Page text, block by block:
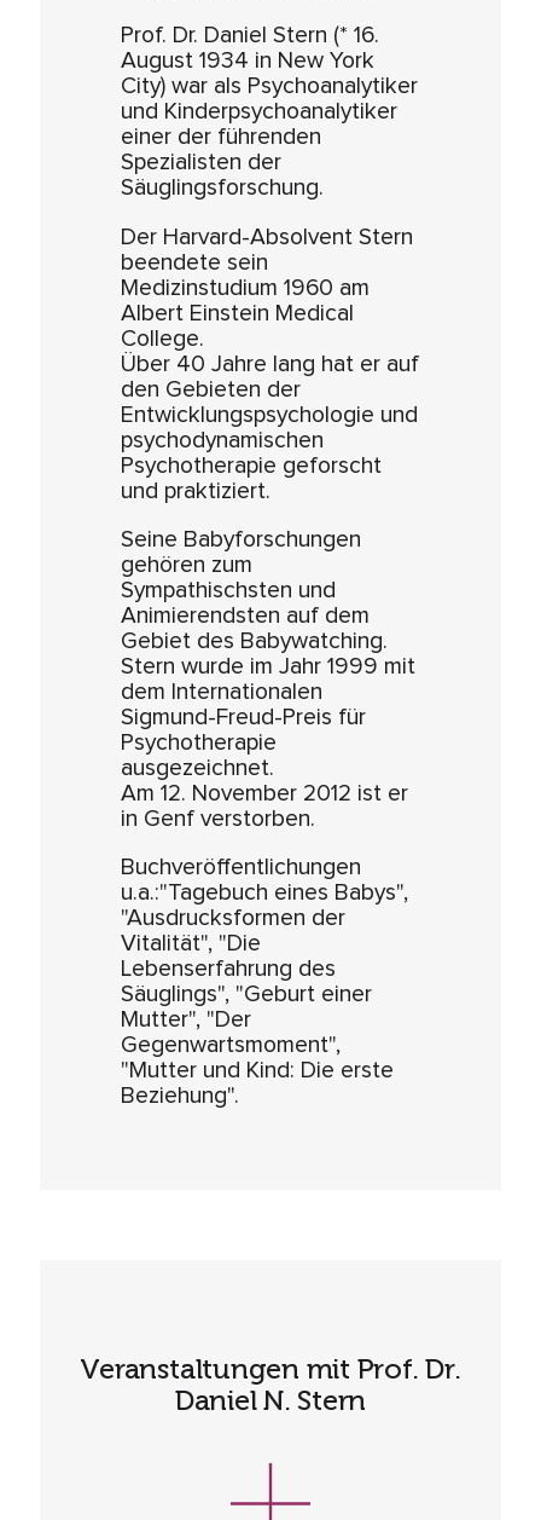
Prof. Dr. Daniel Stern (* 16.
August 1934 in New York
City) war als Psychoanalytiker
und Kinderpsychoanalytiker
einer der führenden
Spezialisten der
Säuglingsforschung.
Der Harvard-Absolvent Stern
beendete sein
Medizinstudium 1960 am
Albert Einstein Medical
College.
Über 40 Jahre lang hat er auf
den Gebieten der
Entwicklungspsychologie und
psychodynamischen
Psychotherapie geforscht
und praktiziert.
Seine Babyforschungen
gehören zum
Sympathischsten und
Animierendsten auf dem
Gebiet des Babywatching.
Stern wurde im Jahr 1999 mit
dem Internationalen
Sigmund-Freud-Preis für
Psychotherapie
ausgezeichnet.
Am 12. November 2012 ist er
in Genf verstorben.
Buchveröffentlichungen
u.a.:"Tagebuch eines Babys",
"Ausdrucksformen der
Vitalität", "Die
Lebenserfahrung des
Säuglings", "Geburt einer
Mutter", "Der
Gegenwartsmoment",
"Mutter und Kind: Die erste
Beziehung".
Veranstaltungen mit Prof. Dr.
Daniel N. Stern